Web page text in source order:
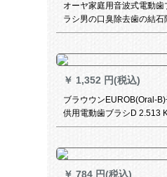
オーヤ家庭用音波式電動歯
ラシ男の口臭除去歯の結石
去器振動クリーナーカップ
ックホワイト+美歯セット口
￥ 1,352 円(税込)
ブラウウンEUROB(Oral-B)
供用電動歯ブラシD 2.513
ィズニーキャラクター感応
￥ 784 円(税込)